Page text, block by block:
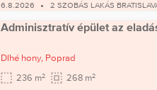
6.8.2026 2 SZOBÁS LAKÁS
Adminisztratív épület az
Dlhé hony, Poprad
236 m2 268 m2